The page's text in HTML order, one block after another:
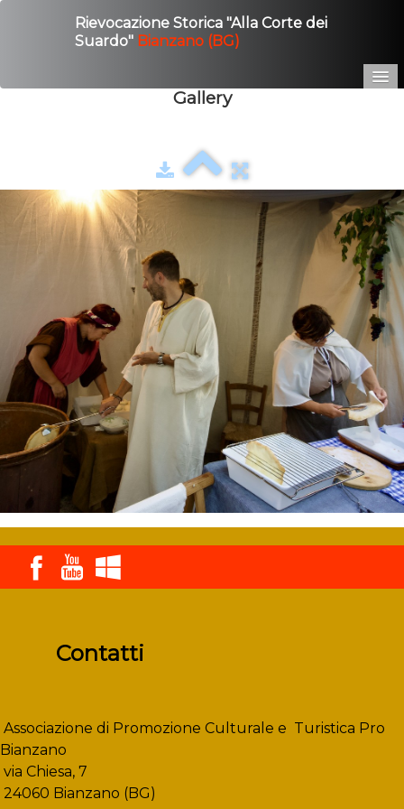
Rievocazione Storica "Alla Corte dei
Suardo" Bianzano (BG)
Contatto
Gallery
Contatti
Associazione di Promozione Culturale e Turistica Pro
Bianzano
via Chiesa, 7
24060 Bianzano (BG)